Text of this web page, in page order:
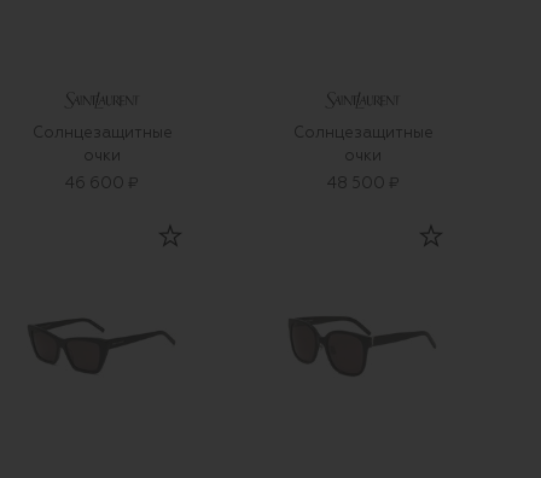
Солнцезащитные
очки
46 600 ₽
Солнцезащитные
очки
48 500 ₽